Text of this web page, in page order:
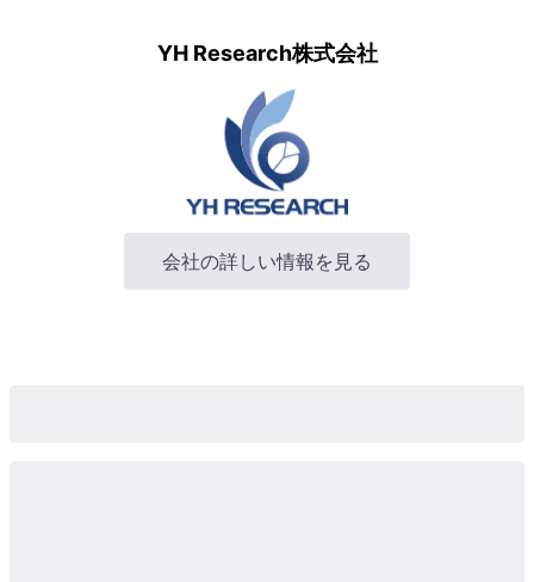
YH Research株式会社
会社の詳しい情報を見る